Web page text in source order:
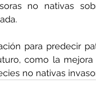
no nativas
para predecir
como la
no nativas